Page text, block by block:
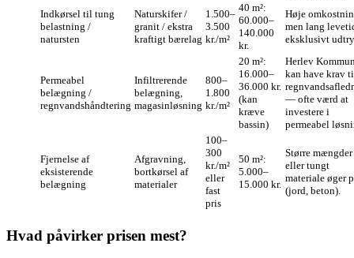
Indkørsel til tung
belastning /
natursten
Naturskifer /
granit / ekstra
kraftigt bærelag
1.500–
3.500
kr./m²
40 m²:
60.000–
140.000
kr.
Høje
men lang
eksklusivt
Permeabel
belægning /
regnvandshåndtering
Infiltrerende
belægning,
magasinløsning
800–
1.800
kr./m²
20 m²:
16.000–
36.000 kr.
(kan
kræve
bassin)
Herlev
kan have krav
— ofte værd at
investere i
permeabel
Fjernelse af
eksisterende
belægning
Afgravning,
bortkørsel af
materialer
100–
300
kr./m²
eller
fast
pris
50 m²:
5.000–
15.000 kr.
Større mængder
eller tungt
materiale øger
(jord, beton).
Hvad påvirker prisen mest?